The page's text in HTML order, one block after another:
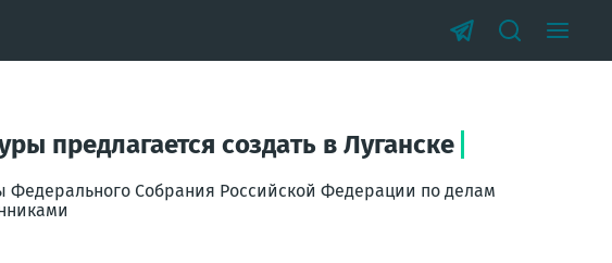
предлагается создать в Луганске
Федерального Собрания Российской Федерации по делам